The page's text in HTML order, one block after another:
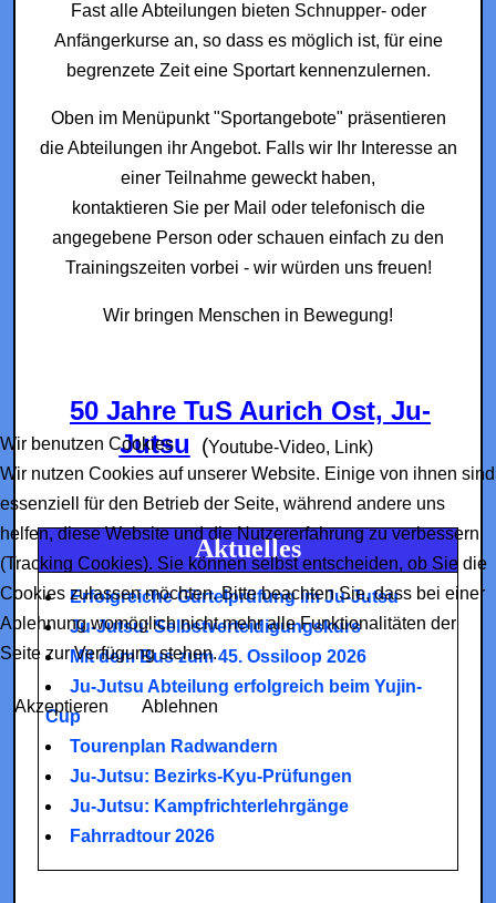
Fast alle Abteilungen bieten Schnupper- oder
Anfängerkurse an, so dass es möglich ist, für eine
begrenzete Zeit eine Sportart kennenzulernen.
Oben im Menüpunkt "Sportangebote" präsentieren
die Abteilungen ihr Angebot. Falls wir Ihr Interesse an
einer Teilnahme geweckt haben,
kontaktieren Sie per Mail oder telefonisch die
angegebene Person oder schauen einfach zu den
Trainingszeiten vorbei - wir würden uns freuen!
Wir bringen Menschen in Bewegung!
50 Jahre TuS Aurich Ost, Ju-
Jutsu
(Youtube-Video, Link)
Aktuelles
Erfolgreiche Gürtelprüfung im Ju-Jutsu
Ju-Jutsu: Selbstverteidigungskurs
Mit dem Bus zum 45. Ossiloop 2026
Ju-Jutsu Abteilung erfolgreich beim Yujin-
Cup
Tourenplan Radwandern
Ju-Jutsu: Bezirks-Kyu-Prüfungen
Ju-Jutsu: Kampfrichterlehrgänge
Fahrradtour 2026
Wir benutzen Cookies
Wir nutzen Cookies auf unserer Website. Einige von ihnen sind
essenziell für den Betrieb der Seite, während andere uns
helfen, diese Website und die Nutzererfahrung zu verbessern
(Tracking Cookies). Sie können selbst entscheiden, ob Sie die
Cookies zulassen möchten. Bitte beachten Sie, dass bei einer
Ablehnung womöglich nicht mehr alle Funktionalitäten der
Seite zur Verfügung stehen.
Akzeptieren Ablehnen